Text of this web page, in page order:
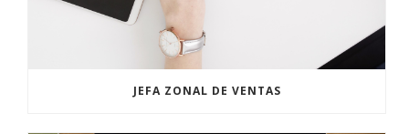
JEFA ZONAL DE VENTAS